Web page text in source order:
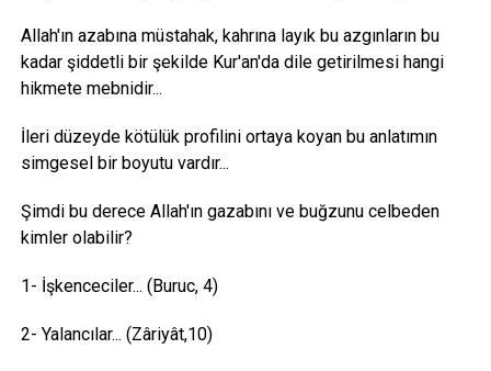
Allah'ın azabına müstahak, kahrına layık bu azgınların bu
kadar şiddetli bir şekilde Kur'an'da dile getirilmesi hangi
hikmete mebnidir...
İleri düzeyde kötülük profilini ortaya koyan bu anlatımın
simgesel bir boyutu vardır...
Şimdi bu derece Allah'ın gazabını ve buğzunu celbeden
kimler olabilir?
1- İşkenceciler... (Buruc, 4)
2- Yalancılar... (Zâriyât,10)